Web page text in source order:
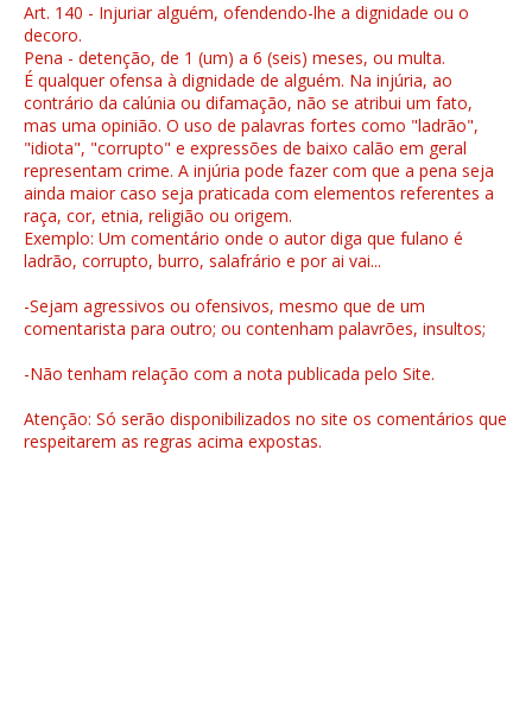
Art. 140 - Injuriar alguém, ofendendo-lhe a dignidade ou o
decoro.
Pena - detenção, de 1 (um) a 6 (seis) meses, ou multa.
É qualquer ofensa à dignidade de alguém. Na injúria, ao
contrário da calúnia ou difamação, não se atribui um fato,
mas uma opinião. O uso de palavras fortes como "ladrão",
"idiota", "corrupto" e expressões de baixo calão em geral
representam crime. A injúria pode fazer com que a pena seja
ainda maior caso seja praticada com elementos referentes a
raça, cor, etnia, religião ou origem.
Exemplo: Um comentário onde o autor diga que fulano é
ladrão, corrupto, burro, salafrário e por ai vai...
-Sejam agressivos ou ofensivos, mesmo que de um
comentarista para outro; ou contenham palavrões, insultos;
-Não tenham relação com a nota publicada pelo Site.
Atenção: Só serão disponibilizados no site os comentários que
respeitarem as regras acima expostas.